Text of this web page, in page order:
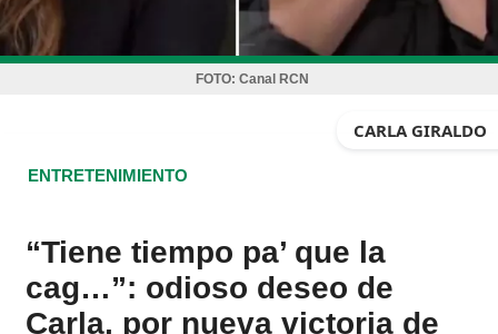
FOTO: Canal RCN
CARLA GIRALDO
ENTRETENIMIENTO
“Tiene tiempo pa’ que la
cag…”: odioso deseo de
Carla, por nueva victoria de